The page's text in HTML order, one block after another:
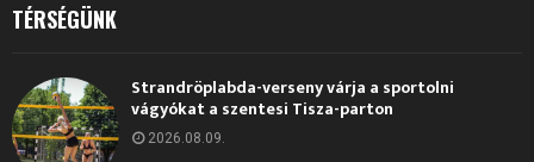
TÉRSÉGÜNK
Strandröplabda-verseny várja a sportolni
vágyókat a szentesi Tisza-parton
2026.08.09.